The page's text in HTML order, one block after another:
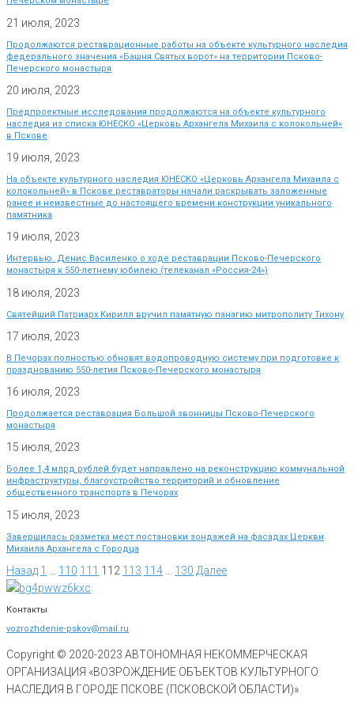
21 июля, 2023
Продолжаются реставрационные работы на объекте культурного наследия
федерального значения «Башня Святых ворот» на территории Псково-
Печерского монастыря
20 июля, 2023
Предпроектные исследования продолжаются на объекте культурного
наследия из списка ЮНЕСКО «Церковь Архангела Михаила с колокольней»
в Пскове
19 июля, 2023
На объекте культурного наследия ЮНЕСКО «Церковь Архангела Михаила с
колокольней» в Пскове реставраторы начали раскрывать заложенные
ранее и неизвестные до настоящего времени конструкции уникального
памятника
19 июля, 2023
Интервью. Денис Василенко о ходе реставрации Псково-Печерского
монастыря к 550-летнему юбилею (телеканал «Россия-24»)
18 июля, 2023
Святейший Патриарх Кирилл вручил памятную панагию митрополиту Тихону
17 июля, 2023
В Печорах полностью обновят водопроводную систему при подготовке к
празднованию 550-летия Псково-Печерского монастыря
16 июля, 2023
Продолжается реставрация Большой звонницы Псково-Печерского
монастыря
15 июля, 2023
Более 1,4 млрд рублей будет направлено на реконструкцию коммунальной
инфраструктуры, благоустройство территорий и обновление
общественного транспорта в Печорах
15 июля, 2023
Завершилась разметка мест постановки зондажей на фасадах Церкви
Михаила Архангела с Городца
Назад 1 110 111 112 113 114 130 Далее
Контакты
vozrozhdenie-pskov@mail.ru
Copyright © 2020-2023 АВТОНОМНАЯ НЕКОММЕРЧЕСКАЯ
ОРГАНИЗАЦИЯ «ВОЗРОЖДЕНИЕ ОБЪЕКТОВ КУЛЬТУРНОГО
НАСЛЕДИЯ В ГОРОДЕ ПСКОВЕ (ПСКОВСКОЙ ОБЛАСТИ)»